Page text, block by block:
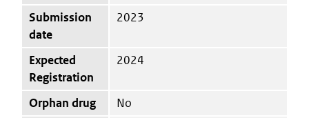
Submission
date
2023
Expected
Registration
2024
Orphan drug
No